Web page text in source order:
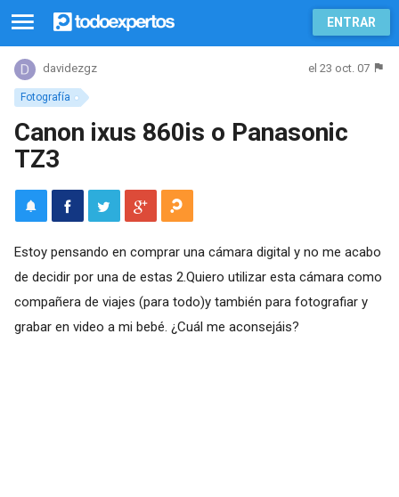
ENTRAR
Fotografía
davidezgz el 23 oct. 07
Canon ixus 860is o Panasonic
TZ3
Estoy pensando en comprar una cámara digital y no me acabo
de decidir por una de estas 2.Quiero utilizar esta cámara como
compañera de viajes (para todo)y también para fotografiar y
grabar en video a mi bebé. ¿Cuál me aconsejáis?